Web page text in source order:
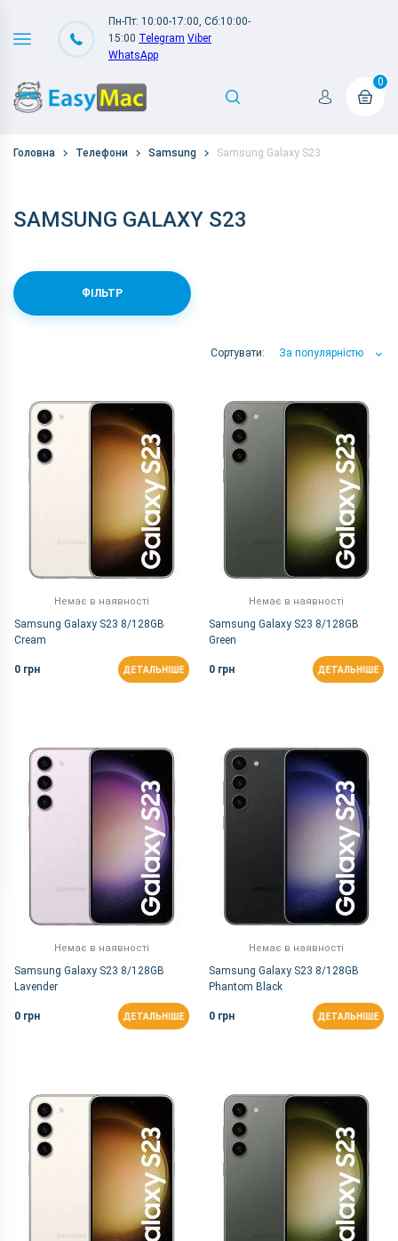
Пн-Пт: 10:00-17:00, Сб:10:00-
15:00 Telegram Viber
WhatsApp
0
Головна Телефони Samsung Samsung Galaxy S23
SAMSUNG GALAXY S23
ФІЛЬТР
Сортувати: За популярністю
За популярністю
За Назвою Я-А
Немає в наявності
Samsung Galaxy S23 8/128GB
Cream
0 грн ДЕТАЛЬНІШЕ
Немає в наявності
Samsung Galaxy S23 8/128GB
Green
0 грн ДЕТАЛЬНІШЕ
Немає в наявності
Samsung Galaxy S23 8/128GB
Lavender
0 грн ДЕТАЛЬНІШЕ
Немає в наявності
Samsung Galaxy S23 8/128GB
Phantom Black
0 грн ДЕТАЛЬНІШЕ